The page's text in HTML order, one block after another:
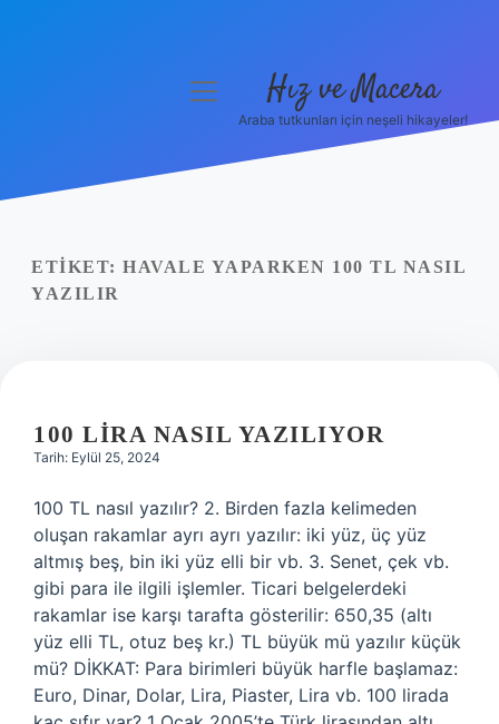
Yasal Uyarı
menüyü
Hız ve Macera
Araba tutkunları için neşeli hikayeler!
ETIKET: HAVALE YAPARKEN 100 TL NASIL
YAZILIR
100 LIRA NASIL YAZILIYOR
Tarih: Eylül 25, 2024
100 TL nasıl yazılır? 2. Birden fazla kelimeden
oluşan rakamlar ayrı ayrı yazılır: iki yüz, üç yüz
altmış beş, bin iki yüz elli bir vb. 3. Senet, çek vb.
gibi para ile ilgili işlemler. Ticari belgelerdeki
rakamlar ise karşı tarafta gösterilir: 650,35 (altı
yüz elli TL, otuz beş kr.) TL büyük mü yazılır küçük
mü? DİKKAT: Para birimleri büyük harfle başlamaz:
Euro, Dinar, Dolar, Lira, Piaster, Lira vb. 100 lirada